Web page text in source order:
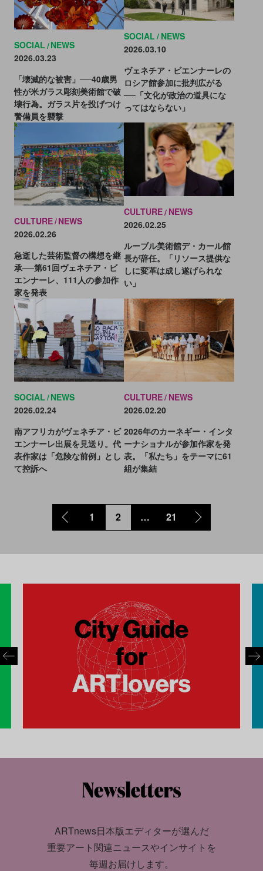
SOCIAL NEWS
2026.03.23
「壊滅的な被害」──40歳男
性が米ガラス彫刻美術館で破
壊行為。ガラス片を投げつけ
警備員を襲撃
SOCIAL NEWS
2026.03.10
ヴェネチア・ビエンナーレの
ロシア館参加に批判広がる
──「文化が政治の道具にな
ってはならない」
CULTURE NEWS
2026.02.26
急逝した芸術監督の構想を継
承──第61回ヴェネチア・ビ
エンナーレ、111人の参加作
家を発表
CULTURE NEWS
2026.02.25
ルーブル美術館デ・カール館
長が辞任。「リソース提供な
しに変革は成し遂げられな
い」
SOCIAL NEWS
2026.02.24
南アフリカがヴェネチア・ビ
エンナーレ出展を見送り。代
表作家は「危険な前例」とし
て控訴へ
CULTURE NEWS
2026.02.20
2026年のカーネギー・インタ
ーナショナルが参加作家を発
表。「私たち」をテーマに61
組が集結
1 2 … 21
ARTnews日本版エディターが選んだ
重要アート関連ニュースやインサイトを
毎週お届けします。